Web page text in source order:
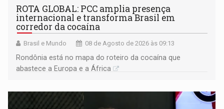
ROTA GLOBAL: PCC amplia presença
internacional e transforma Brasil em
corredor da cocaína
Brasil e Mundo 08 de Agosto de 2026 às 09:13
Rondônia está no mapa do roteiro da cocaína que
abastece a Europa e a África